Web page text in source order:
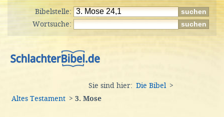
Bibelstelle:
Wortsuche:
Sie sind hier: Die Bibel
>
Altes Testament > 3. Mose